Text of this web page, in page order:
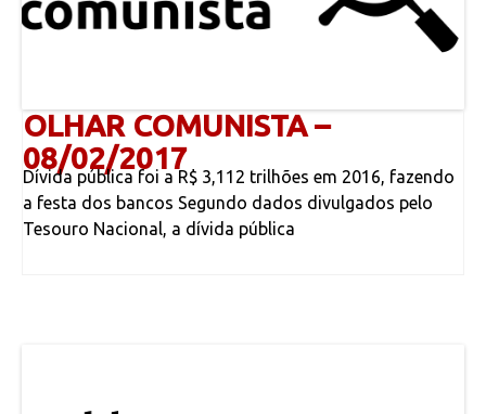
OLHAR COMUNISTA –
08/02/2017
Dívida pública foi a R$ 3,112 trilhões em 2016, fazendo
a festa dos bancos Segundo dados divulgados pelo
Tesouro Nacional, a dívida pública